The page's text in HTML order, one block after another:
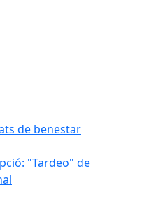
de benestar
"Tardeo" de